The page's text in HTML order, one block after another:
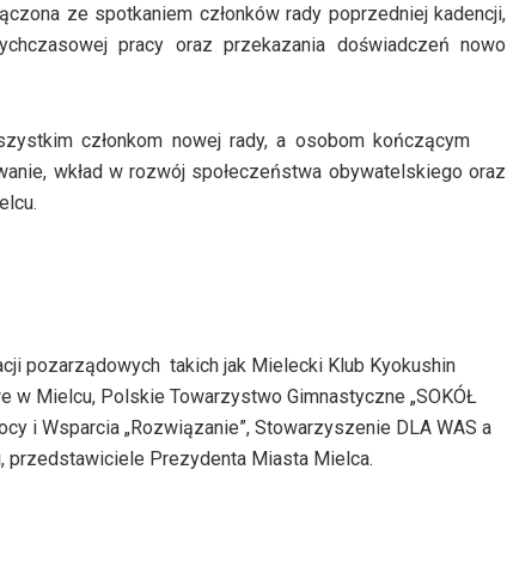
ze spotkaniem członków rady poprzedniej kadencji,
pracy oraz przekazania doświadczeń nowo
członkom nowej rady, a osobom kończącym
wkład w rozwój społeczeństwa obywatelskiego oraz
pozarządowych takich jak Mielecki Klub Kyokushin
w Mielcu, Polskie Towarzystwo Gimnastyczne „SOKÓŁ
i Wsparcia „Rozwiązanie”, Stowarzyszenie DLA WAS a
Prezydenta Miasta Mielca.